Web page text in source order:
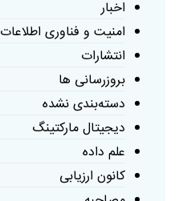
اخبار
امنیت و فناوری اطلاعات
انتشارات
بروزرسانی ها
دسته‌بندی نشده
دیجیتال مارکتینگ
علم داده
کانون ارزیابی